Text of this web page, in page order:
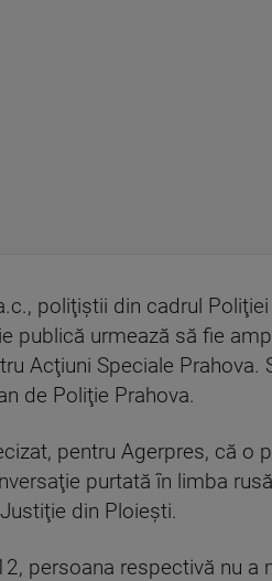
poliţiştii din cadrul
publică urmează să fie
Acţiuni Speciale
de Poliţie Prahova.
pentru Agerpres, că o
purtată în limba
din Ploieşti.
persoana respectivă nu